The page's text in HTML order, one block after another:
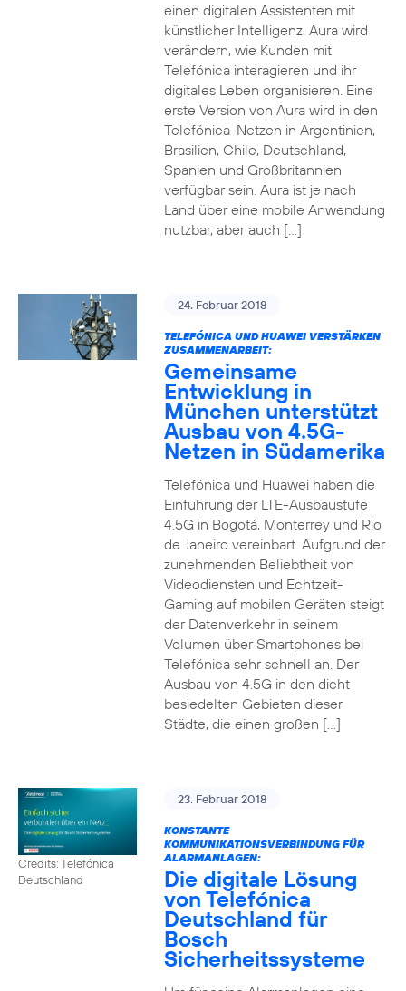
einen digitalen Assistenten mit
künstlicher Intelligenz. Aura wird
verändern, wie Kunden mit
Telefónica interagieren und ihr
digitales Leben organisieren. Eine
erste Version von Aura wird in den
Telefónica-Netzen in Argentinien,
Brasilien, Chile, Deutschland,
Spanien und Großbritannien
verfügbar sein. Aura ist je nach
Land über eine mobile Anwendung
nutzbar, aber auch […]
24. Februar 2018
TELEFÓNICA UND HUAWEI VERSTÄRKEN
ZUSAMMENARBEIT:
Gemeinsame
Entwicklung in
München unterstützt
Ausbau von 4.5G-
Netzen in Südamerika
Telefónica und Huawei haben die
Einführung der LTE-Ausbaustufe
4.5G in Bogotá, Monterrey und Rio
de Janeiro vereinbart. Aufgrund der
zunehmenden Beliebtheit von
Videodiensten und Echtzeit-
Gaming auf mobilen Geräten steigt
der Datenverkehr in seinem
Volumen über Smartphones bei
Telefónica sehr schnell an. Der
Ausbau von 4.5G in den dicht
besiedelten Gebieten dieser
Städte, die einen großen […]
Credits: Telefónica
Deutschland
23. Februar 2018
KONSTANTE
KOMMUNIKATIONSVERBINDUNG FÜR
ALARMANLAGEN:
Die digitale Lösung
von Telefónica
Deutschland für
Bosch
Sicherheitssysteme